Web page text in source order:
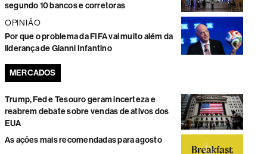
segundo 10 bancos e corretoras
OPINIÃO
Por que o problema da FIFA vai muito além da
liderança de Gianni Infantino
MERCADOS
Trump, Fed e Tesouro geram incerteza e
reabrem debate sobre vendas de ativos dos
EUA
As ações mais recomendadas para agosto